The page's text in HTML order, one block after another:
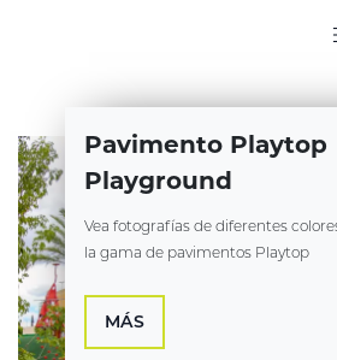
Pavimento Playtop
Playground
Vea fotografías de diferentes
la gama de pavimentos Playtop
MÁS